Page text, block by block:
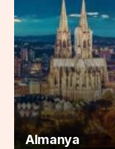
Almanya